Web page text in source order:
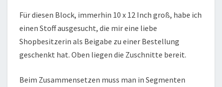
Für diesen Block, immerhin 10 x 12 Inch groß, habe ich
einen Stoff ausgesucht, die mir eine liebe
Shopbesitzerin als Beigabe zu einer Bestellung
geschenkt hat. Oben liegen die Zuschnitte bereit.
Beim Zusammensetzen muss man in Segmenten